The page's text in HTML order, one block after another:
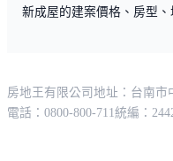
新成屋的建案價格、房型
房地王有限公司 地址：台南市
電話：0800-800-711統編：